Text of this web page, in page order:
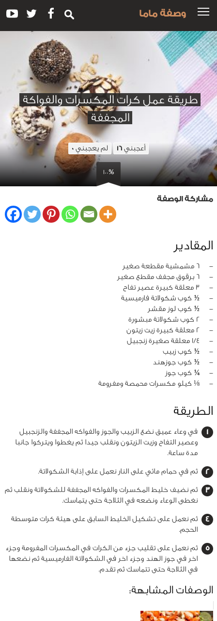
وصفة ماما
طريقة عمل كرات المكسرات والفواكة
المجففة
أعجبني 16 لم يعجبني 0
100%
مشاركة الوصفة
المقادير
‏-
6 مشمشية مقطعة صغير
‏-
6 برقوق مجفف مقطع صغير
‏-
3 معلقة كبيرة عصير تفاح
‏-
½ كوب شكولاتة فارميسية
‏-
½ كوب لوز مقشر
‏-
2 كوب شكولاتة مبشورة
‏-
2 معلقة كبيرة زيت زيتون
‏-
1/4 معلقة صغيرة زنجبيل
‏-
½ كوب زبيب
‏-
½ كوب جوزهند
‏-
¼ كوب جوز
‏-
⅛ كيلو مكسرات محمصة ومفرومة
الطريقة
في وعاء عميق نضع الزبيب والجوز والفواكه المجففة والزنجبيل
وعصير التفاح وزيت الزيتون ونقلب جيدا ثم يغطوا ويتركوا جانبا
مدة ساعة.
ثم في حمام مائي على النار نعمل على إذابة الشكولاتة.
ثم نضيف خليط المكسرات والفواكه المجففة للشكولاتة ونقلب ثم
نغطى الوعاء ونضعه في الثلاجة حتى يتماسك.
ثم نعمل على تشكيل الخليط السابق على هيئة كرات متوسطة
الحجم.
ثم نعمل على تقليب جزء من الكرات في المكسرات المفرومة وجزء
اخر في جوز الهند وجزء اخر في الشكولاتة الفارميسية ثم نضعها
في الثلاجة حتى تتماسك ثم تقدم.
الوصفات المشابهة: